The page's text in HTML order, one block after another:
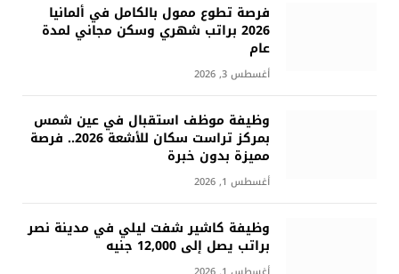
فرصة تطوع ممول بالكامل في ألمانيا
2026 براتب شهري وسكن مجاني لمدة
عام
أغسطس 3, 2026
وظيفة موظف استقبال في عين شمس
بمركز تراست سكان للأشعة 2026.. فرصة
مميزة بدون خبرة
أغسطس 1, 2026
وظيفة كاشير شفت ليلي في مدينة نصر
براتب يصل إلى 12,000 جنيه